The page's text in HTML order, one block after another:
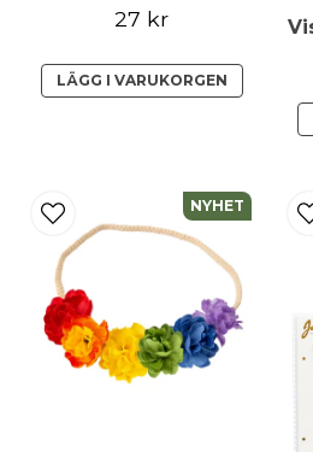
27 kr
LÄGG I VARUKORGEN
NYHET